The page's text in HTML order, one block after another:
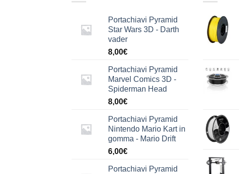
Portachiavi Pyramid
Star Wars 3D - Darth
vader
8,00€
Portachiavi Pyramid
Marvel Comics 3D -
Spiderman Head
8,00€
Portachiavi Pyramid
Nintendo Mario Kart in
gomma - Mario Drift
6,00€
Portachiavi Pyramid